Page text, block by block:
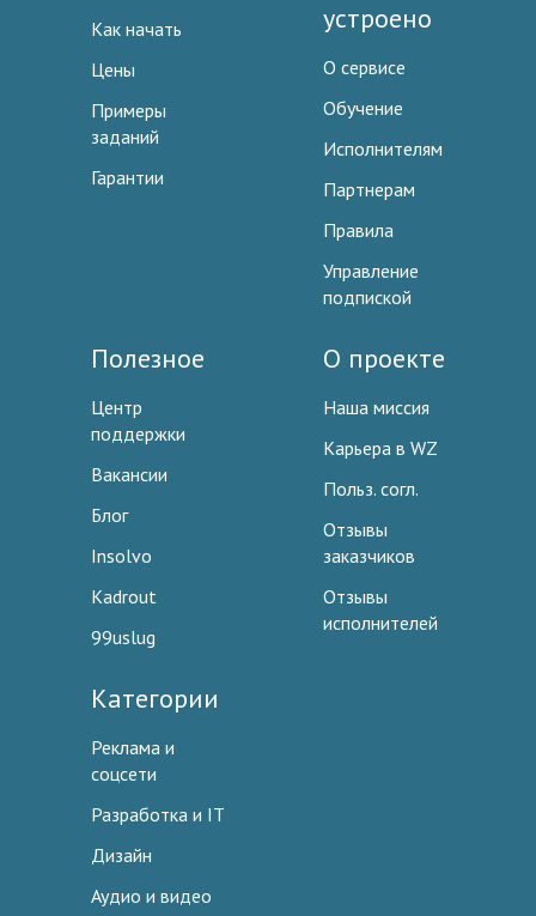
Как начать
Цены
Примеры
заданий
Гарантии
устроено
О сервисе
Обучение
Исполнителям
Партнерам
Правила
Управление
подпиской
Полезное
Центр
поддержки
Вакансии
Блог
Insolvo
Kadrout
99uslug
О проекте
Наша миссия
Карьера в WZ
Польз. согл.
Отзывы
заказчиков
Отзывы
исполнителей
Категории
Реклама и
соцсети
Разработка и IT
Дизайн
Аудио и видео